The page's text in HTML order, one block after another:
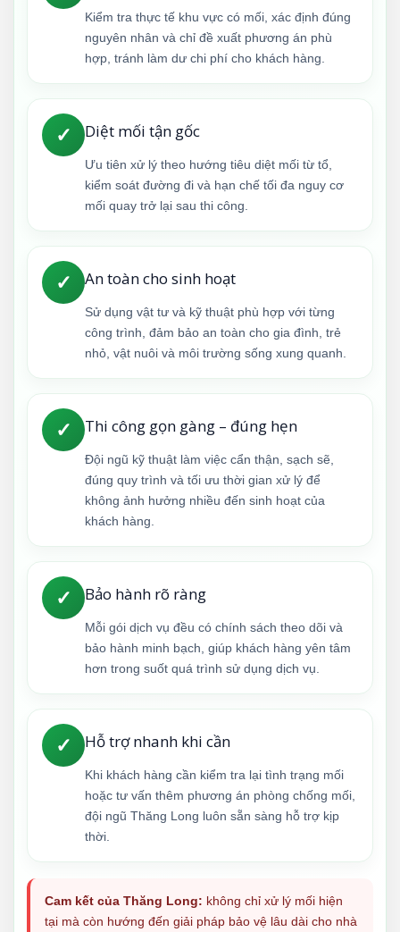
Kiểm tra thực tế khu vực có mối, xác định đúng
nguyên nhân và chỉ đề xuất phương án phù
hợp, tránh làm dư chi phí cho khách hàng.
✓ Diệt mối tận gốc
Ưu tiên xử lý theo hướng tiêu diệt mối từ tổ,
kiểm soát đường đi và hạn chế tối đa nguy cơ
mối quay trở lại sau thi công.
✓ An toàn cho sinh hoạt
Sử dụng vật tư và kỹ thuật phù hợp với từng
công trình, đảm bảo an toàn cho gia đình, trẻ
nhỏ, vật nuôi và môi trường sống xung quanh.
✓ Thi công gọn gàng – đúng hẹn
Đội ngũ kỹ thuật làm việc cẩn thận, sạch sẽ,
đúng quy trình và tối ưu thời gian xử lý để
không ảnh hưởng nhiều đến sinh hoạt của
khách hàng.
✓ Bảo hành rõ ràng
Mỗi gói dịch vụ đều có chính sách theo dõi và
bảo hành minh bạch, giúp khách hàng yên tâm
hơn trong suốt quá trình sử dụng dịch vụ.
✓ Hỗ trợ nhanh khi cần
Khi khách hàng cần kiểm tra lại tình trạng mối
hoặc tư vấn thêm phương án phòng chống mối,
đội ngũ Thăng Long luôn sẵn sàng hỗ trợ kịp
thời.
Cam kết của Thăng Long: không chỉ xử lý mối hiện
tại mà còn hướng đến giải pháp bảo vệ lâu dài cho nhà